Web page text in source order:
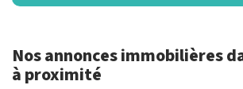
Nos annonces immobilières
à proximité